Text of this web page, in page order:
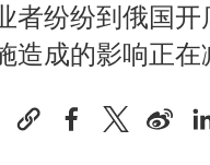
者纷纷到俄国
造成的影响正在